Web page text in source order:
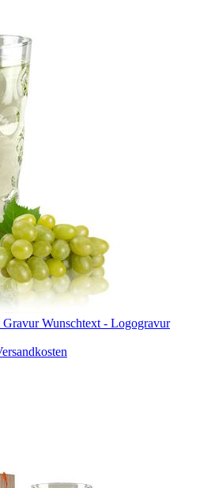
Wunschtext - Logogravur